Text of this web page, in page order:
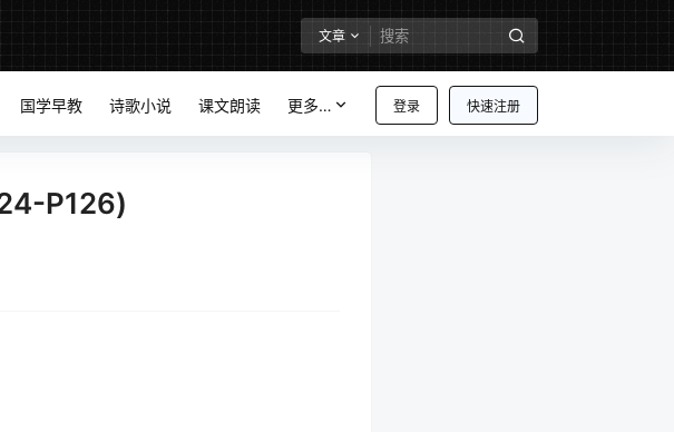
文章
登录 快速注册
国学早教 诗歌小说 课文朗读 更多…
P126)